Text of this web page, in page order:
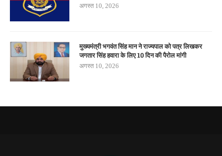
अगस्त 10, 2026
मुख्यमंत्री भगवंत सिंह मान ने राज्यपाल को पत्र लिखकर
जगतार सिंह हवारा के लिए 10 दिन की पैरोल मांगी
अगस्त 10, 2026